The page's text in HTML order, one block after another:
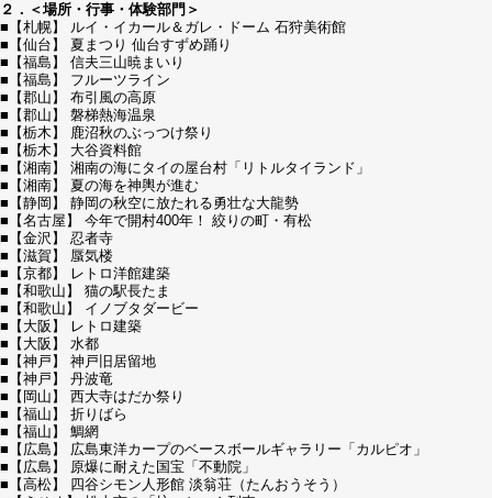
２．＜場所・行事・体験部門＞
■【札幌】 ルイ・イカール＆ガレ・ドーム 石狩美術館
■【仙台】 夏まつり 仙台すずめ踊り
■【福島】 信夫三山暁まいり
■【福島】 フルーツライン
■【郡山】 布引風の高原
■【郡山】 磐梯熱海温泉
■【栃木】 鹿沼秋のぶっつけ祭り
■【栃木】 大谷資料館
■【湘南】 湘南の海にタイの屋台村「リトルタイランド」
■【湘南】 夏の海を神輿が進む
■【静岡】 静岡の秋空に放たれる勇壮な大龍勢
■【名古屋】 今年で開村400年！ 絞りの町・有松
■【金沢】 忍者寺
■【滋賀】 蜃気楼
■【京都】 レトロ洋館建築
■【和歌山】 猫の駅長たま
■【和歌山】 イノブタダービー
■【大阪】 レトロ建築
■【大阪】 水都
■【神戸】 神戸旧居留地
■【神戸】 丹波竜
■【岡山】 西大寺はだか祭り
■【福山】 折りばら
■【福山】 鯛網
■【広島】 広島東洋カープのベースボールギャラリー「カルピオ」
■【広島】 原爆に耐えた国宝「不動院」
■【高松】 四谷シモン人形館 淡翁荘（たんおうそう）